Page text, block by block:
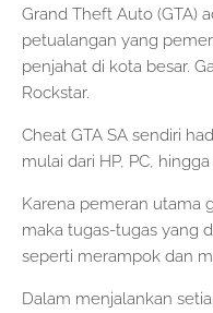
Grand Theft Auto (GTA)
petualangan yang
penjahat di kota besar.
Rockstar.
Cheat GTA SA sendiri
mulai dari HP, PC, hingga
Karena pemeran utama
maka tugas-tugas yang
seperti merampok dan
Dalam menjalankan